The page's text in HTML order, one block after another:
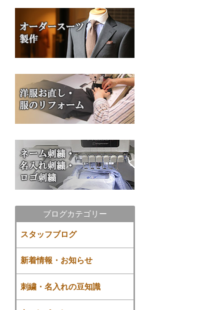
ブログカテゴリー
スタッフブログ
新着情報・お知らせ
刺繍・名入れの豆知識